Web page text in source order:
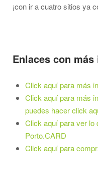
¡con ir a cuatro sitios ya
Enlaces con
Click aquí para más
Click aquí para más
puedes hacer click
Click aquí para ver lo
Porto.CARD
Click aquí para